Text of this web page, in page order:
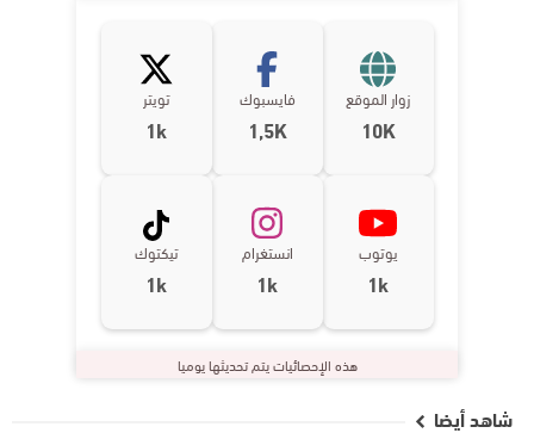
زوار الموقع
10K
فايسبوك
1,5K
تويتر
1k
يوتوب
1k
انستغرام
1k
تيكتوك
1k
هذه الإحصائيات يتم تحديثها يوميا
شاهد أيضا